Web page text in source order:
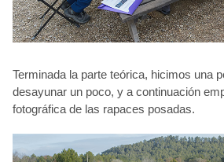
Terminada la parte teórica, hicimos una
desayunar un poco, y a continuación
fotográfica de las rapaces posadas.